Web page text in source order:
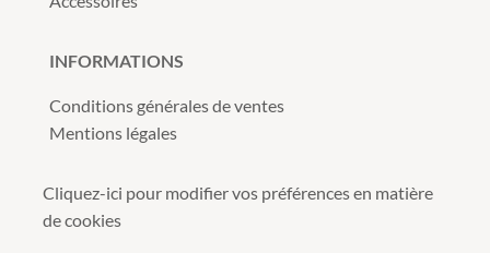
INFORMATIONS
Conditions générales de ventes
Mentions légales
Cliquez-ici pour modifier vos préférences en matière
de cookies